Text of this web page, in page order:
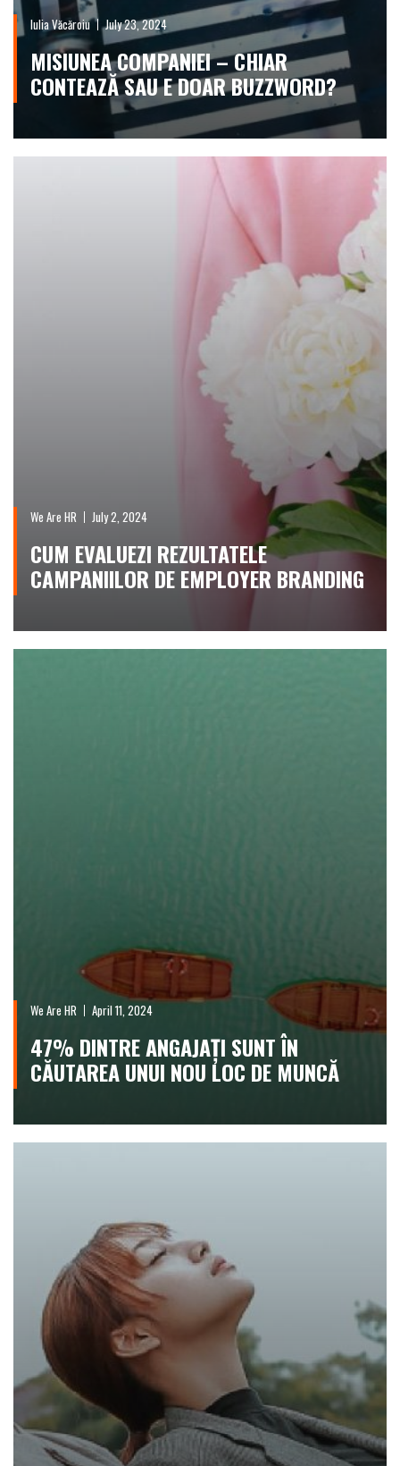
Iulia Văcăroiu July 23, 2024
MISIUNEA COMPANIEI – CHIAR
CONTEAZĂ SAU E DOAR BUZZWORD?
We Are HR July 2, 2024
CUM EVALUEZI REZULTATELE
CAMPANIILOR DE EMPLOYER BRANDING
We Are HR April 11, 2024
47% DINTRE ANGAJAȚI SUNT ÎN
CĂUTAREA UNUI NOU LOC DE MUNCĂ